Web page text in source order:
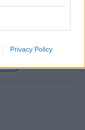
Privacy Policy
του
στη
– Πάνω από